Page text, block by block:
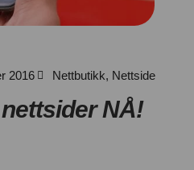
2016 Nettbutikk, Nettside
NÅ!